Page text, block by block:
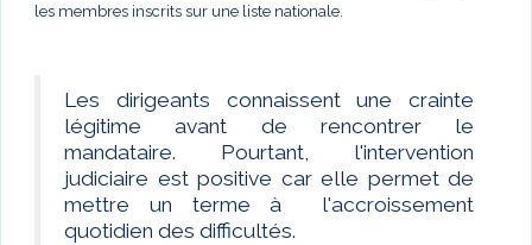
les membres inscrits sur une liste nationale.
Les dirigeants connaissent une crainte
légitime avant de rencontrer le
mandataire. Pourtant, l'intervention
judiciaire est positive car elle permet de
mettre un terme à l'accroissement
quotidien des difficultés.